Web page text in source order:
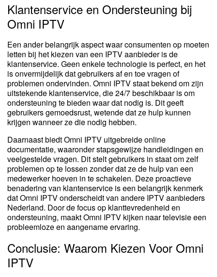
Klantenservice en Ondersteuning bij
Omni IPTV
Een ander belangrijk aspect waar consumenten op moeten
letten bij het kiezen van een IPTV aanbieder is de
klantenservice. Geen enkele technologie is perfect, en het
is onvermijdelijk dat gebruikers af en toe vragen of
problemen ondervinden. Omni IPTV staat bekend om zijn
uitstekende klantenservice, die 24/7 beschikbaar is om
ondersteuning te bieden waar dat nodig is. Dit geeft
gebruikers gemoedsrust, wetende dat ze hulp kunnen
krijgen wanneer ze die nodig hebben.
Daarnaast biedt Omni IPTV uitgebreide online
documentatie, waaronder stapsgewijze handleidingen en
veelgestelde vragen. Dit stelt gebruikers in staat om zelf
problemen op te lossen zonder dat ze de hulp van een
medewerker hoeven in te schakelen. Deze proactieve
benadering van klantenservice is een belangrijk kenmerk
dat Omni IPTV onderscheidt van andere IPTV aanbieders
Nederland. Door de focus op klanttevredenheid en
ondersteuning, maakt Omni IPTV kijken naar televisie een
probleemloze en aangename ervaring.
Conclusie: Waarom Kiezen Voor Omni
IPTV